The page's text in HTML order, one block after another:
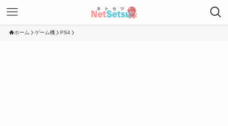
ホーム ゲーム機 PS4